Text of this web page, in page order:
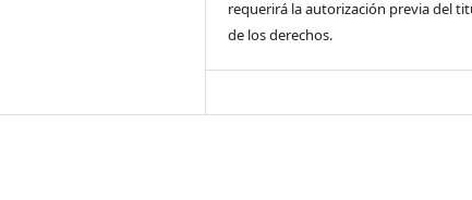
requerirá la autorización previa del
de los derechos.